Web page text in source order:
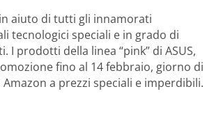
in aiuto di tutti gli innamorati
tecnologici speciali e in grado di
I prodotti della linea “pink” di ASUS,
fino al 14 febbraio, giorno di
Amazon a prezzi speciali e imperdibili.